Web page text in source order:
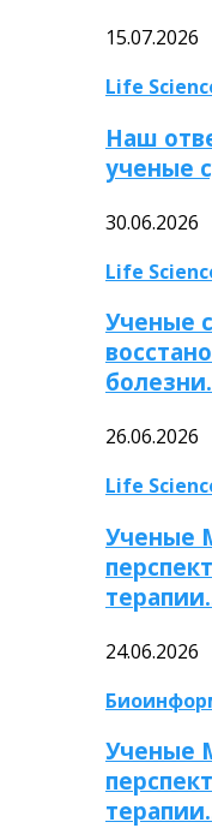
15.07.2026
Life
Наш
ученые
30.06.2026
Life
Ученые
26.06.2026
Life
Ученые
24.06.2026
Ученые